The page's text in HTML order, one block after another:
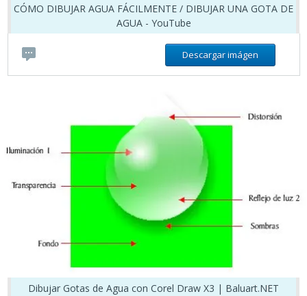
CÓMO DIBUJAR AGUA FÁCILMENTE / DIBUJAR UNA GOTA DE
AGUA - YouTube
Descargar imágen
Dibujar Gotas de Agua con Corel Draw X3 | Baluart.NET